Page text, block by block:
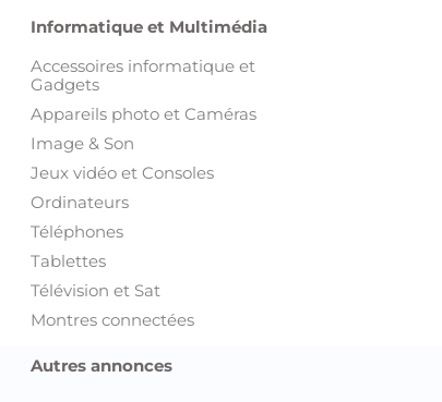
Informatique et Multimédia
Accessoires informatique et
Gadgets
Appareils photo et Caméras
Image & Son
Jeux vidéo et Consoles
Ordinateurs
Téléphones
Tablettes
Télévision et Sat
Montres connectées
Autres annonces